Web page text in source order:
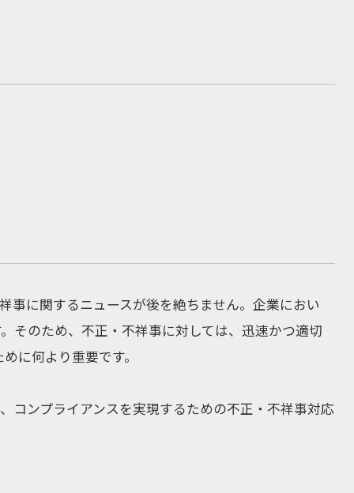
事に関するニュースが後を絶ちません。企業におい
そのため、不正・不祥事に対しては、迅速かつ適切
に何より重要です。
コンプライアンスを実現するための不正・不祥事対応